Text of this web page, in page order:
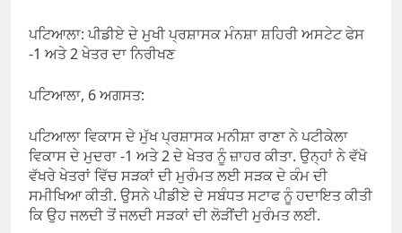
ਪਟਿਆਲਾ: ਪੀਡੀਏ ਦੇ ਮੁਖੀ ਪ੍ਰਸ਼ਾਸਕ ਮੰਨਸ਼ਾ ਸ਼ਹਿਰੀ ਅਸਟੇਟ ਫੇਸ
-1 ਅਤੇ 2 ਖੇਤਰ ਦਾ ਨਿਰੀਖਣ
ਪਟਿਆਲਾ, 6 ਅਗਸਤ:
ਪਟਿਆਲਾ ਵਿਕਾਸ ਦੇ ਮੁੱਖ ਪ੍ਰਸ਼ਾਸਕ ਮਨੀਸ਼ਾ ਰਾਣਾ ਨੇ ਪਟੀਕੇਲਾ
ਵਿਕਾਸ ਦੇ ਮੁਦਰਾ -1 ਅਤੇ 2 ਦੇ ਖੇਤਰ ਨੂੰ ਜ਼ਾਹਰ ਕੀਤਾ. ਉਨ੍ਹਾਂ ਨੇ ਵੱਖੋ
ਵੱਖਰੇ ਖੇਤਰਾਂ ਵਿੱਚ ਸੜਕਾਂ ਦੀ ਮੁਰੰਮਤ ਲਈ ਸੜਕ ਦੇ ਕੰਮ ਦੀ
ਸਮੀਖਿਆ ਕੀਤੀ. ਉਸਨੇ ਪੀਡੀਏ ਦੇ ਸਬੰਧਤ ਸਟਾਫ ਨੂੰ ਹਦਾਇਤ ਕੀਤੀ
ਕਿ ਉਹ ਜਲਦੀ ਤੋਂ ਜਲਦੀ ਸੜਕਾਂ ਦੀ ਲੋੜੀਂਦੀ ਮੁਰੰਮਤ ਲਈ.